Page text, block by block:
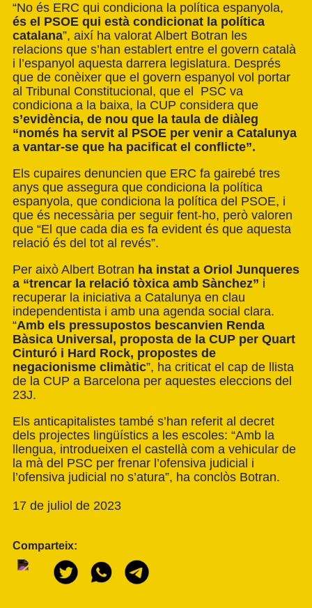
“No és ERC qui condiciona la política espanyola,
és el PSOE qui està condicionat la política
catalana”, així ha valorat Albert Botran les
relacions que s’han establert entre el govern català
i l’espanyol aquesta darrera legislatura. Després
que de conèixer que el govern espanyol vol portar
al Tribunal Constitucional, que el PSC va
condiciona a la baixa, la CUP considera que
s’evidència, de nou que la taula de diàleg
“només ha servit al PSOE per venir a Catalunya
a vantar-se que ha pacificat el conflicte”.
Els cupaires denuncien que ERC fa gairebé tres
anys que assegura que condiciona la política
espanyola, que condiciona la política del PSOE, i
que és necessària per seguir fent-ho, però valoren
que “El que cada dia es fa evident és que aquesta
relació és del tot al revés”.
Per això Albert Botran ha instat a Oriol Junqueres
a “trencar la relació tòxica amb Sànchez” i
recuperar la iniciativa a Catalunya en clau
independentista i amb una agenda social clara.
“Amb els pressupostos bescanvien Renda
Bàsica Universal, proposta de la CUP per Quart
Cinturó i Hard Rock, propostes de
negacionisme climàtic”, ha criticat el cap de llista
de la CUP a Barcelona per aquestes eleccions del
23J.
Els anticapitalistes també s’han referit al decret
dels projectes lingüístics a les escoles: “Amb la
llengua, introdueixen el castellà com a vehicular de
la mà del PSC per frenar l’ofensiva judicial i
l’ofensiva judicial no s’atura”, ha conclòs Botran.
17 de juliol de 2023
Comparteix: